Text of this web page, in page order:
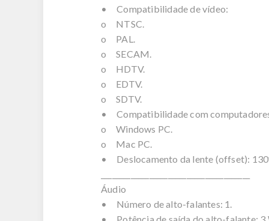
• Compatibilidade de vídeo:
o NTSC.
o PAL.
o SECAM.
o HDTV.
o EDTV.
o SDTV.
• Compatibilidade com
o Windows PC.
o Mac PC.
• Deslocamento da lente (offset):
Áudio
• Número de alto-falantes: 1.